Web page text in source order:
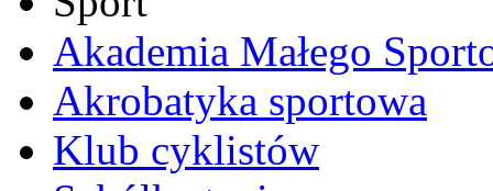
Akademia Małego
Akrobatyka sportowa
Klub cyklistów